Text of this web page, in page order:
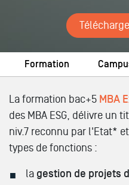
Formation
La formation bac+5 MBA
des MBA ESG, délivre un
niv.7 reconnu par l'Etat*
types de fonctions :
la gestion de projets